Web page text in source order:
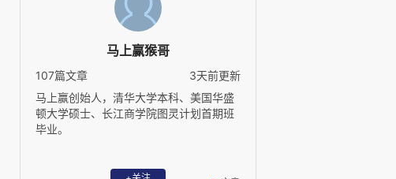
马上赢猴哥
107篇文章
3天前更新
马上赢创始人，清华大学本科、美国华盛
顿大学硕士、长江商学院图灵计划首期班
毕业。